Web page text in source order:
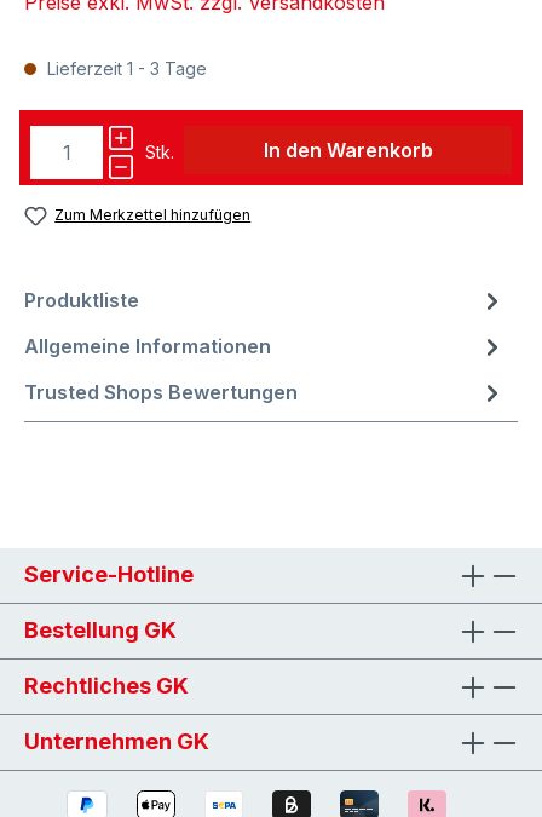
Lieferzeit 1 - 3 Tage
Stk. In den Warenkorb
Zum Merkzettel hinzufügen
Produktliste
Allgemeine Informationen
Trusted Shops Bewertungen
Service-Hotline
Bestellung GK
Rechtliches GK
Unternehmen GK